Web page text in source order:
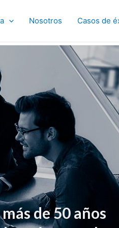
Nosotros Casos de
de 50 años